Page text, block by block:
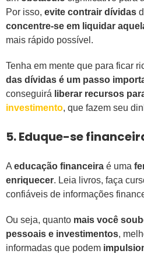
Por isso, evite contrair dívidas
concentre-se em liquidar
mais rápido possível.
Tenha em mente que para ficar
das dívidas é um passo
conseguirá liberar recursos
investimento, que fazem seu
5. Eduque-se
A educação financeira é uma
enriquecer. Leia livros, faça
confiáveis de informações
Ou seja, quanto mais você
pessoais e investimentos,
informadas que podem